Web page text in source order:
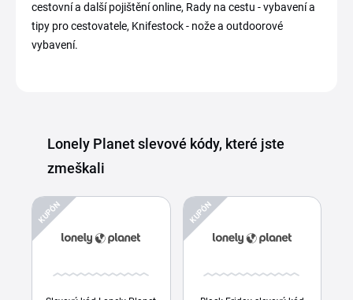
cestovní a další pojištění online, Rady na cestu - vybavení a
tipy pro cestovatele, Knifestock - nože a outdoorové
vybavení.
Lonely Planet slevové kódy, které jste
zmeškali
KUPÓN KUPÓN